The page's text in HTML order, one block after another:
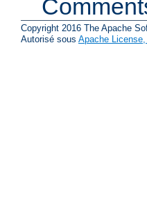
Copyright 2016 The Apache
Autorisé sous Apache